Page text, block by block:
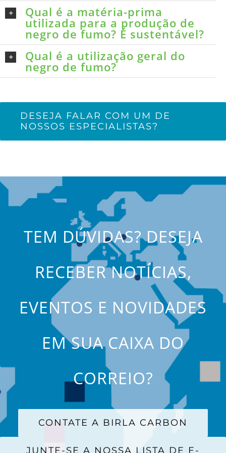
Qual é a matéria-prima
utilizada para a produção de
negro de fumo? É sustentável?
Qual é a utilização geral do
negro de fumo?
DESEJA FALAR COM UM DE
NOSSOS ESPECIALISTAS?
TEM DÚVIDAS? DESEJA
RECEBER NOTÍCIAS,
EVENTOS E NOVIDADES
EM SUA CAIXA DO
CORREIO?
CONTATE A BIRLA CARBON
JUNTE-SE A NOSSA LISTA DE E-